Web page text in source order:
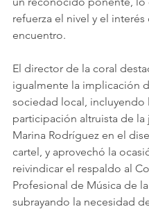
refuerza el nivel y el interés
encuentro.
El director de la coral
igualmente la implicación
sociedad local, incluyendo
participación altruista de la
Marina Rodríguez en el
cartel, y aprovechó la
reivindicar el respaldo al
Profesional de Música de la
subrayando la necesidad